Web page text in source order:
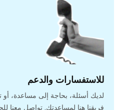
للاستفسارات والدعم
لديك أسئلة، بحاجة إلى
فريقنا هنا لمساعدتك. تواصل معنا